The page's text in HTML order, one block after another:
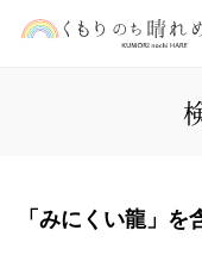
「みにくい龍」